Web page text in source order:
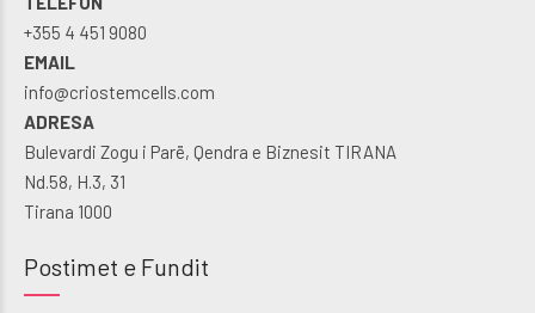
+355 4 451 9080
EMAIL
info@criostemcells.com
ADRESA
Bulevardi Zogu i Parë, Qendra e Biznesit TIRANA
Nd.58, H.3, 31
Tirana 1000
Postimet e Fundit